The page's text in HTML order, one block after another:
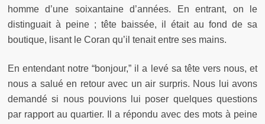
homme d’une soixantaine d’années. En entrant, on le
distinguait à peine ; tête baissée, il était au fond de sa
boutique, lisant le Coran qu’il tenait entre ses mains.
En entendant notre “bonjour,” il a levé sa tête vers nous, et
nous a salué en retour avec un air surpris. Nous lui avons
demandé si nous pouvions lui poser quelques questions
par rapport au quartier. Il a répondu avec des mots à peine